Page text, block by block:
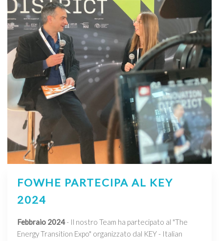
FOWHE PARTECIPA AL KEY
2024
Febbraio 2024- Il nostro Team ha partecipato al "The
Energy Transition Expo" organizzato dal KEY - Italian